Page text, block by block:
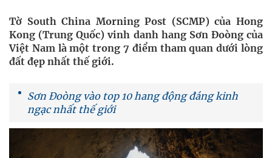
Tờ South China Morning Post (SCMP) của Hong
Kong (Trung Quốc) vinh danh hang Sơn Đoòng của
Việt Nam là một trong 7 điểm tham quan dưới lòng
đất đẹp nhất thế giới.
Sơn Đoòng vào top 10 hang động đáng kinh
ngạc nhất thế giới